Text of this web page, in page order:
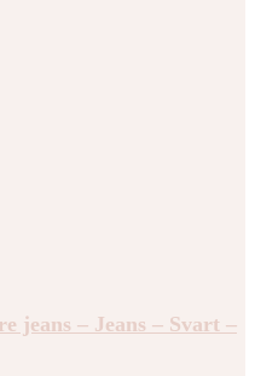
jeans – Jeans – Svart –